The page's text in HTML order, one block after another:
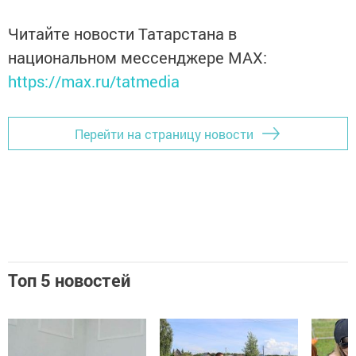
Читайте новости Татарстана в
национальном мессенджере MАХ:
https://max.ru/tatmedia
Перейти на страницу новости
Топ 5 новостей